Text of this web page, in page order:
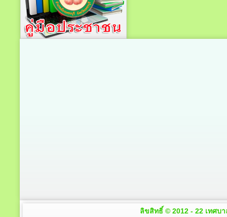
ลิขสิทธิ์ © 2012 - 22 เทศบ